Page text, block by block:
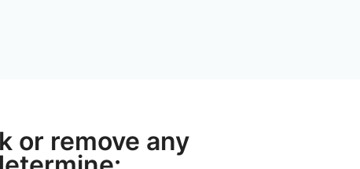
or remove any